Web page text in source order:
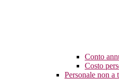
Conto
Costo
Personale non a